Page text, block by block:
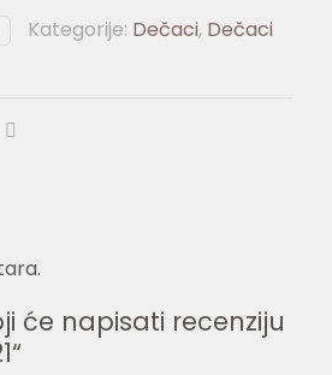
Kategorije: Dečaci, Dečaci
će napisati recenziju